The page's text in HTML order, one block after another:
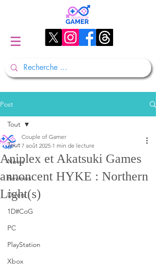
Post
Tout
News
Reviews
Divers
1D#CoG
PC
PlayStation
Xbox
Tout
Aniplex et Akatsuki Games
annoncent HYKE : Northern
Light(s)
Couple of Gamer
7 août 2025 1 min de lecture